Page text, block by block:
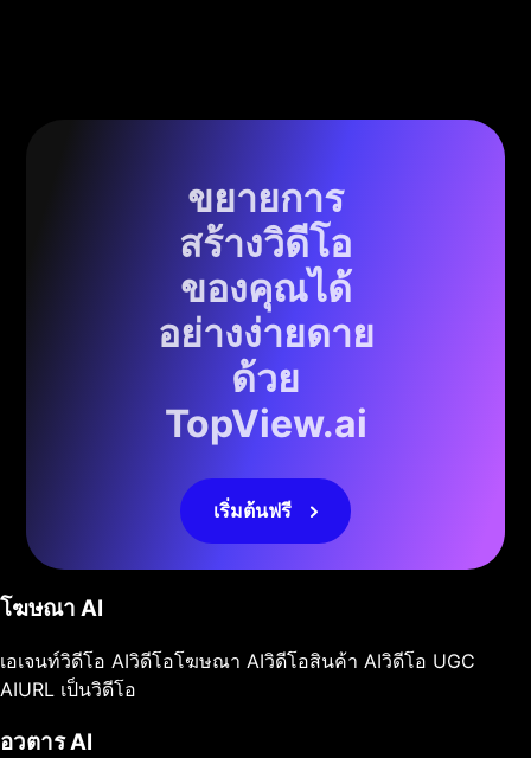
ขยายการ
สร้างวิดีโอ
ของคุณได้
อย่างง่ายดาย
ด้วย
TopView.ai
เริ่มต้นฟรี
โฆษณา AI
เอเจนท์วิดีโอ AIวิดีโอโฆษณา AIวิดีโอสินค้า AIวิดีโอ UGC
AIURL เป็นวิดีโอ
อวตาร AI